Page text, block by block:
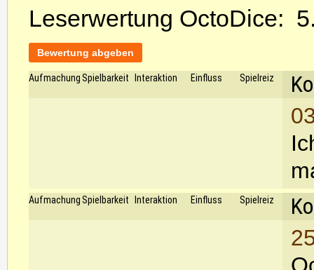
Leserwertung OctoDice:
Bewertung abgeben
Aufmachung Spielbarkeit Interaktion Einfluss Spielreiz
Aufmachung Spielbarkeit Interaktion Einfluss Spielreiz